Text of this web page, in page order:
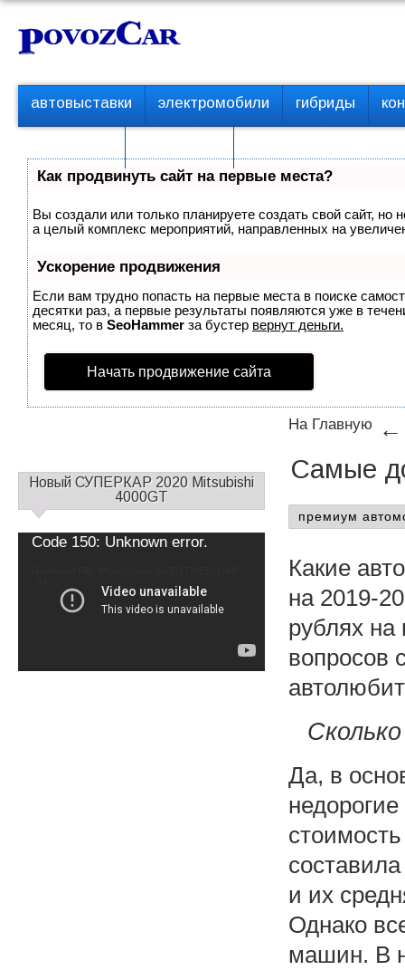
Перейти
контенту
р
о
е
м
е
ю
автовыставки электромобили гибриды
Как продвинуть сайт на первые места?
Вы создали или только планируете создать свой сайт, но
а целый комплекс мероприятий, направленных на
Ускорение продвижения
Если вам трудно попасть на первые места в поиске
десятки раз, а первые результаты появляются уже в
месяц, то в SeoHammer за бустер вернут деньги.
Начать продвижение сайта
На Главную
Самые
премиум
Какие
на 2019-
рублях на
вопросов
Да, в
и их
Однако
машин. В
С
д
Новый СУПЕРКАР 2020 Mitsubishi
4000GT
Video
Code 150: Unknown error.